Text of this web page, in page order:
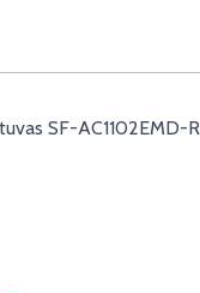
SF-AC1102EMD-R